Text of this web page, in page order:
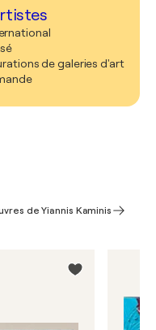
de galeries d'art
de Yiannis Kaminis